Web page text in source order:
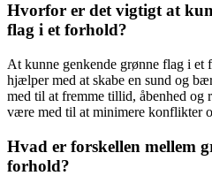
Hvorfor er det vigtigt at
flag i et forhold?
At kunne genkende grønne flag i
hjælper med at skabe en sund og
med til at fremme tillid, åbenhed og
være med til at minimere konflikter
Hvad er forskellen mellem
forhold?